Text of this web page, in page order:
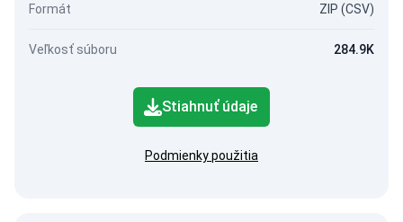
Formát ZIP (CSV)
Veľkosť súboru 284.9K
Stiahnuť údaje
Podmienky použitia